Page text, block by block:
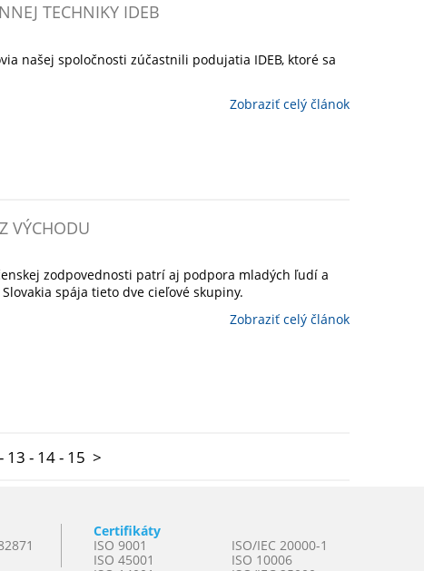
TECHNIKY IDEB
našej spoločnosti zúčastnili podujatia IDEB, ktoré sa
Zobraziť celý článok
VÝCHODU
zodpovednosti patrí aj podpora mladých ľudí a
spája tieto dve cieľové skupiny.
Zobraziť celý článok
- 13 - 14- 15 >
Certifikáty
ISO 9001
ISO 45001
ISO/IEC 20000-1
ISO 10006